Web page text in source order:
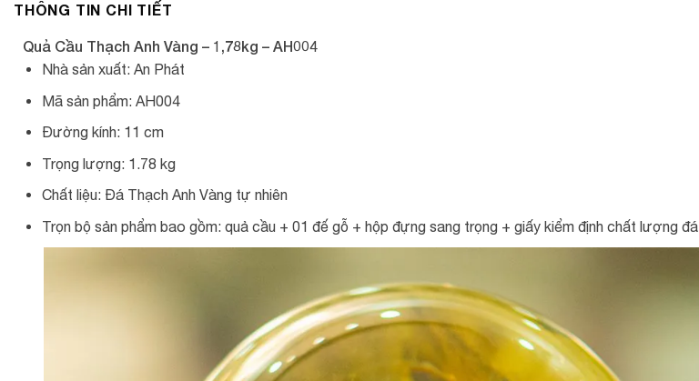
THÔNG TIN CHI TIẾT
Quả Cầu Thạch Anh Vàng – 1,78kg – AH004
Nhà sản xuất: An Phát
Mã sản phẩm: AH004
Đường kính: 11 cm
Trọng lượng: 1.78 kg
Chất liệu: Đá Thạch Anh Vàng tự nhiên
Trọn bộ sản phẩm bao gồm: quả cầu + 01 đế gỗ + hộp đựng sang trọng + giấy kiểm định chất lượng đá